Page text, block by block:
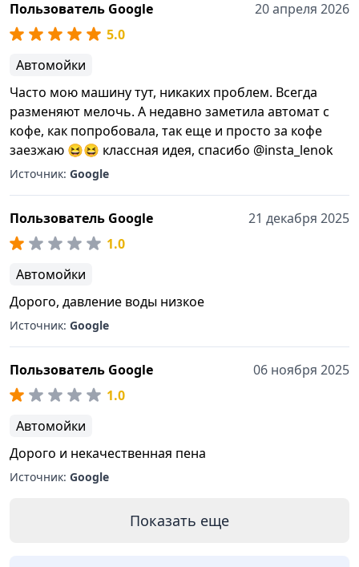
Пользователь Google
20 апреля 2026
5.0
Автомойки
Часто мою машину тут, никаких проблем. Всегда
разменяют мелочь. А недавно заметила автомат с
кофе, как попробовала, так еще и просто за кофе
заезжаю 😆😆 классная идея, спасибо @insta_lenok
Источник: Google
Пользователь Google
21 декабря 2025
1.0
Автомойки
Дорого, давление воды низкое
Источник: Google
Пользователь Google
06 ноября 2025
1.0
Автомойки
Дорого и некачественная пена
Источник: Google
Показать еще